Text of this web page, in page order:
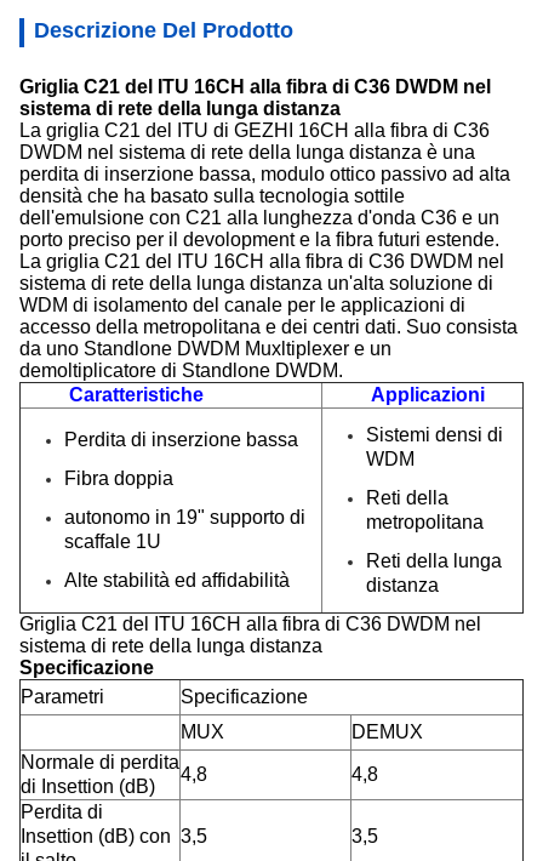
Descrizione Del Prodotto
Griglia C21 del ITU 16CH alla fibra di C36 DWDM nel
sistema di rete della lunga distanza
La griglia C21 del ITU di GEZHI 16CH alla fibra di C36
DWDM nel sistema di rete della lunga distanza è una
perdita di inserzione bassa, modulo ottico passivo ad alta
densità che ha basato sulla tecnologia sottile
dell'emulsione con C21 alla lunghezza d'onda C36 e un
porto preciso per il devolopment e la fibra futuri estende.
La griglia C21 del ITU 16CH alla fibra di C36 DWDM nel
sistema di rete della lunga distanza un'alta soluzione di
WDM di isolamento del canale per le applicazioni di
accesso della metropolitana e dei centri dati. Suo consista
da uno Standlone DWDM Muxltiplexer e un
demoltiplicatore di Standlone DWDM.
Caratteristiche
Applicazioni
Perdita di inserzione bassa
Fibra doppia
autonomo in 19" supporto di
scaffale 1U
Alte stabilità ed affidabilità
Sistemi densi di
WDM
Reti della
metropolitana
Reti della lunga
distanza
Griglia C21 del ITU 16CH alla fibra di C36 DWDM nel
sistema di rete della lunga distanza
Specificazione
Parametri
Specificazione
MUX
DEMUX
Normale di perdita
di Insettion (dB)
4,8
4,8
Perdita di
Insettion (dB) con 3,5 3,5